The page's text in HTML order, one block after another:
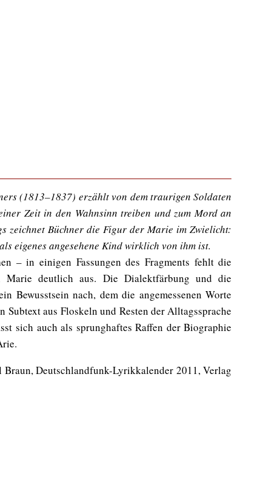
(1813–1837) erzählt von dem traurigen Soldaten
Zeit in den Wahnsinn treiben und zum Mord an
zeichnet Büchner die Figur der Marie im Zwielicht:
eigenes angesehene Kind wirklich von ihm ist.
– in einigen Fassungen des Fragments fehlt die
Marie deutlich aus. Die Dialektfärbung und die
Bewusstsein nach, dem die angemessenen Worte
Subtext aus Floskeln und Resten der Alltagssprache
sich auch als sprunghaftes Raffen der Biographie
Deutschlandfunk-Lyrikkalender 2011, Verlag